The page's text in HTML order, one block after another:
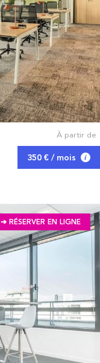
À partir de
350 € / mois
➔ RÉSERVER EN LIGNE